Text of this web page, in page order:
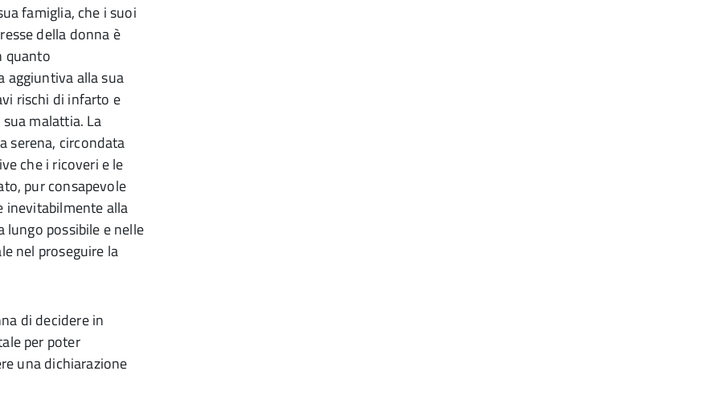
famiglia, che i suoi
della donna è
quanto
aggiuntiva alla sua
rischi di infarto e
malattia. La
serena, circondata
che i ricoveri e le
pur consapevole
inevitabilmente alla
lungo possibile e nelle
nel proseguire la
di decidere in
per poter
una dichiarazione